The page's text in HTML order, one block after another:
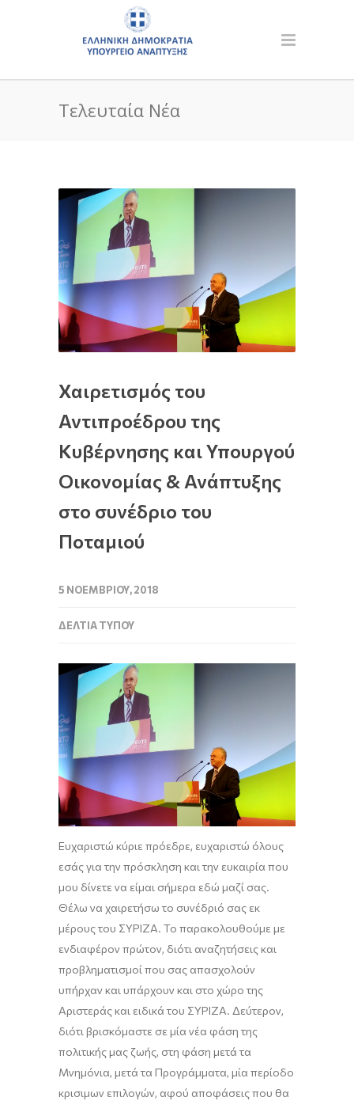
Τελευταία Νέα
Χαιρετισμός του
Αντιπροέδρου της
Κυβέρνησης και Υπουργού
Οικονομίας & Ανάπτυξης
στο συνέδριο του
Ποταμιού
5 ΝΟΕΜΒΡΊΟΥ, 2018
ΔΕΛΤΊΑ ΤΎΠΟΥ
Ευχαριστώ κύριε πρόεδρε, ευχαριστώ όλους
εσάς για την πρόσκληση και την ευκαιρία που
μου δίνετε να είμαι σήμερα εδώ μαζί σας.
Θέλω να χαιρετήσω το συνέδριό σας εκ
μέρους του ΣΥΡΙΖΑ. Το παρακολουθούμε με
ενδιαφέρον πρώτον, διότι αναζητήσεις και
προβληματισμοί που σας απασχολούν
υπήρχαν και υπάρχουν και στο χώρο της
Αριστεράς και ειδικά του ΣΥΡΙΖΑ. Δεύτερον,
διότι βρισκόμαστε σε μία νέα φάση της
πολιτικής μας ζωής, στη φάση μετά τα
Μνημόνια, μετά τα Προγράμματα, μία περίοδο
κρισιμων επιλογών, αφού αποφάσεις που θα